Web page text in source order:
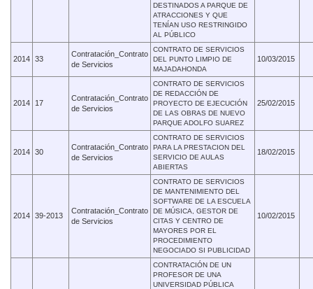
DESTINADOS A PARQUE DE
ATRACCIONES Y QUE
TENÍAN USO RESTRINGIDO
AL PÚBLICO
2014 33
Contratación_Contrato
de Servicios
CONTRATO DE SERVICIOS
DEL PUNTO LIMPIO DE
MAJADAHONDA
10/03/2015
2014 17
Contratación_Contrato
de Servicios
CONTRATO DE SERVICIOS
DE REDACCIÓN DE
PROYECTO DE EJECUCIÓN
DE LAS OBRAS DE NUEVO
PARQUE ADOLFO SUAREZ
25/02/2015
2014 30
Contratación_Contrato
de Servicios
CONTRATO DE SERVICIOS
PARA LA PRESTACION DEL
SERVICIO DE AULAS
ABIERTAS
18/02/2015
2014 39-2013
Contratación_Contrato
de Servicios
CONTRATO DE SERVICIOS
DE MANTENIMIENTO DEL
SOFTWARE DE LA ESCUELA
DE MÚSICA, GESTOR DE
CITAS Y CENTRO DE
MAYORES POR EL
PROCEDIMIENTO
NEGOCIADO SI PUBLICIDAD
10/02/2015
CONTRATACIÓN DE UN
PROFESOR DE UNA
UNIVERSIDAD PÚBLICA